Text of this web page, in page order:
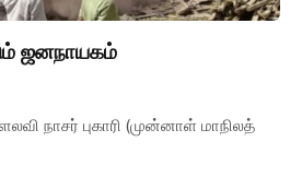
ஜனநாயகம்
நாசர் புகாரி (முன்னாள் மாநிலத்